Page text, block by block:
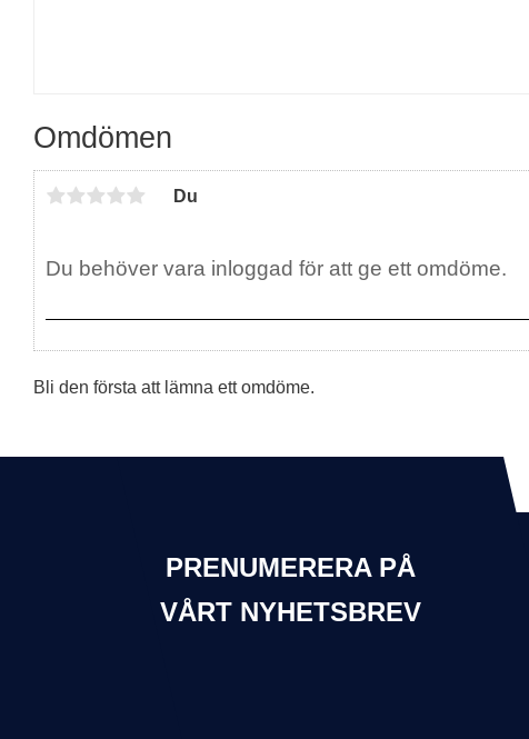
Omdömen
Du
Bli den första att lämna ett omdöme.
PRENUMERERA PÅ
VÅRT NYHETSBREV